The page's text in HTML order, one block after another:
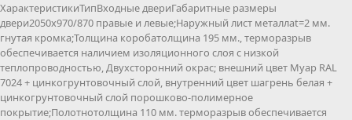
ХарактеристикиТипВходные двериГабаритные размеры
двери2050х970/870 правые и левые;Наружный лист металлаt=2 мм.
гнутая кромка;Толщина коробатолщина 195 мм., терморазрыв
обеспечивается наличием изоляционного слоя с низкой
теплопроводностью, Двухсторонний окрас; внешний цвет Муар RAL
7024 + цинкогрунтовочный слой, внутренний цвет шагрень белая +
цинкогрунтовочный слой порошково-полимерное
покрытие;Полотнотолщина 110 мм. терморазрыв обеспечивается